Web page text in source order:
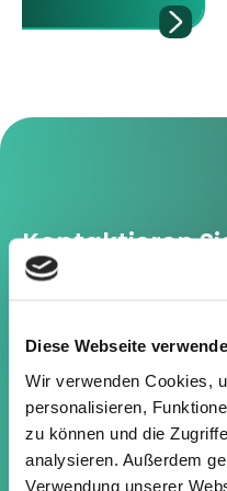
Diese Webseite
Wir verwenden Cookies,
personalisieren,
zu können und die
analysieren. Außerdem
Verwendung unserer
Kontaktieren
oder das Formular auf
Seite verwenden.
Berlin
Frankfurt